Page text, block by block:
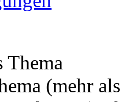
Thema
(mehr